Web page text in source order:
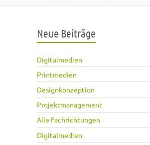
Neue Beiträge
Digitalmedien
Printmedien
Designkonzeption
Projektmanagement
Alle Fachrichtungen
Digitalmedien